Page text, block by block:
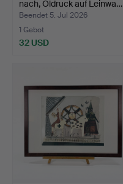
nach, Öldruck auf Leinwa…
Beendet 5. Jul 2026
1 Gebot
32 USD